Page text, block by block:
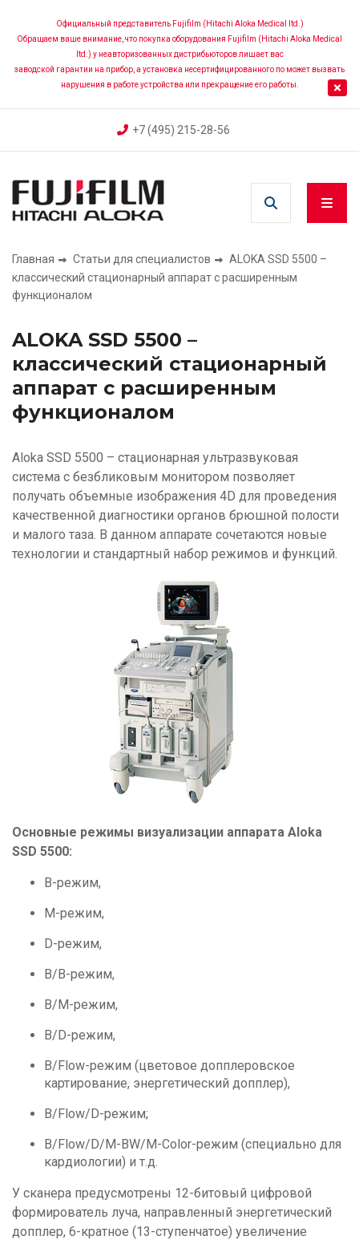
основному
содержанию
Официальный представитель Fujifilm (Hitachi Aloka Medical ltd.)
Обращаем ваше внимание, что покупка оборудования Fujifilm (Hitachi Aloka Medical
ltd.) у неавторизованных дистрибьюторов лишает вас
заводской гарантии на прибор, а установка несертифицированного по может вызвать
нарушения в работе устройства или прекращение его работы.
+7 (495) 215-28-56
Строка
навигации
Главная Статьи для специалистов
ALOKA SSD 5500 –
классический стационарный аппарат с расширенным
функционалом
ALOKA SSD 5500 –
классический стационарный
аппарат с расширенным
функционалом
Aloka SSD 5500 – стационарная ультразвуковая
система с безбликовым монитором позволяет
получать объемные изображения 4D для проведения
качественной диагностики органов брюшной полости
и малого таза. В данном аппарате сочетаются новые
технологии и стандартный набор режимов и функций.
Основные режимы визуализации аппарата Aloka
SSD 5500:
B-режим,
M-режим,
D-режим,
B/B-режим,
B/M-режим,
B/D-режим,
B/Flow-режим (цветовое допплеровское
картирование, энергетический допплер),
B/Flow/D-режим;
B/Flow/D/M-BW/M-Color-режим (специально для
кардиологии) и т.д.
У сканера предусмотрены 12-битовый цифровой
формирователь луча, направленный энергетический
допплер, 6-кратное (13-ступенчатое) увеличение